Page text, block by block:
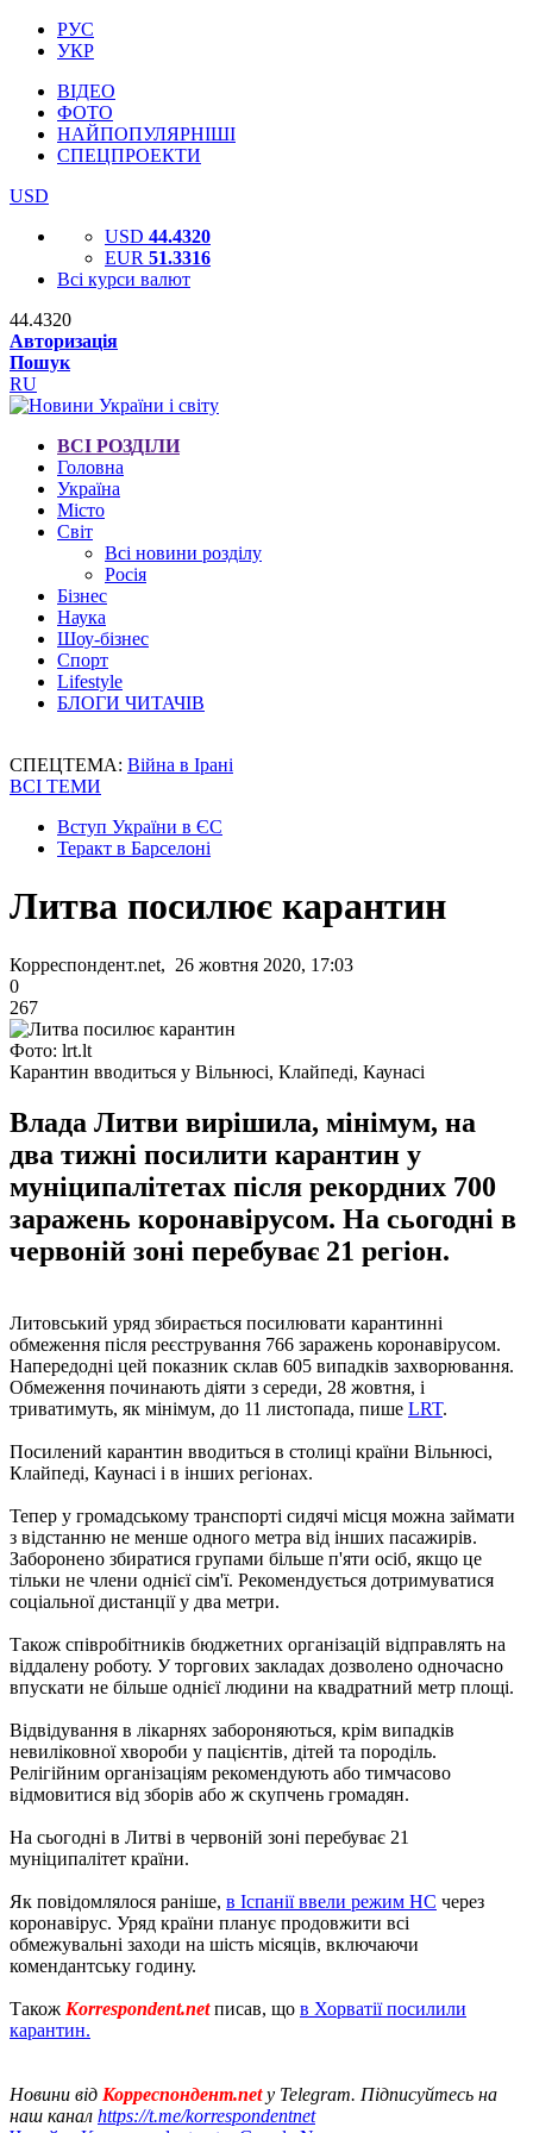
РУС
УКР
ВІДЕО
ФОТО
НАЙПОПУЛЯРНІШІ
СПЕЦПРОЕКТИ
USD
USD 44.4320
EUR 51.3316
Всі курси валют
44.4320
Авторизація
Пошук
RU
ВСІ РОЗДІЛИ
Головна
Україна
Місто
Світ
Всі новини розділу
Росія
Бізнес
Наука
Шоу-бізнес
Спорт
Lifestyle
БЛОГИ ЧИТАЧІВ
СПЕЦТЕМА: Війна в Ірані
ВСІ ТЕМИ
Вступ України в ЄС
Теракт в Барселоні
Литва посилює карантин
Корреспондент.net, 26 жовтня 2020, 17:03
0
267
Фото: lrt.lt
Карантин вводиться у Вільнюсі, Клайпеді, Каунасі
Влада Литви вирішила, мінімум, на
два тижні посилити карантин у
муніципалітетах після рекордних 700
заражень коронавірусом. На сьогодні в
червоній зоні перебуває 21 регіон.
Литовський уряд збирається посилювати карантинні
обмеження після реєстрування 766 заражень коронавірусом.
Напередодні цей показник склав 605 випадків захворювання.
Обмеження починають діяти з середи, 28 жовтня, і
триватимуть, як мінімум, до 11 листопада, пише LRT.
Посилений карантин вводиться в столиці країни Вільнюсі,
Клайпеді, Каунасі і в інших регіонах.
Тепер у громадському транспорті сидячі місця можна займати
з відстанню не менше одного метра від інших пасажирів.
Заборонено збиратися групами більше п'яти осіб, якщо це
тільки не члени однієї сім'ї. Рекомендується дотримуватися
соціальної дистанції у два метри.
Також співробітників бюджетних організацій відправлять на
віддалену роботу. У торгових закладах дозволено одночасно
впускати не більше однієї людини на квадратний метр площі.
Відвідування в лікарнях забороняються, крім випадків
невиліковної хвороби у пацієнтів, дітей та породіль.
Релігійним організаціям рекомендують або тимчасово
відмовитися від зборів або ж скупчень громадян.
На сьогодні в Литві в червоній зоні перебуває 21
муніципалітет країни.
Як повідомлялося раніше, в Іспанії ввели режим НС через
коронавірус. Уряд країни планує продовжити всі
обмежувальні заходи на шість місяців, включаючи
комендантську годину.
Також Korrespondent.netписав, що в Хорватії посилили
карантин.
Новини від Корреспондент.netу Telegram. Підписуйтесь на
наш канал https://t.me/korrespondentnet